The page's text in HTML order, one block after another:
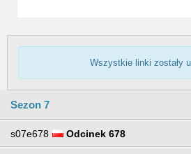
Wszystkie linki zostały
Sezon 7
s07e678 Odcinek 678